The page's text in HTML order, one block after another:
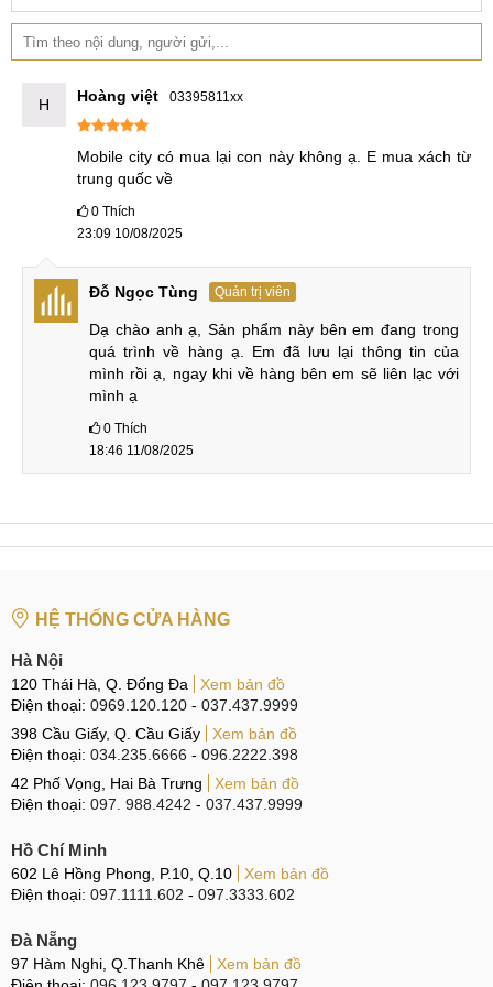
Cùng đánh giá chi tiết hơn về Vivo iQOO Pad2 Pro mới ra
mắt.
Màn hình 3.1K 144Hz & camera quay phim 4K
sáng 900nit
Vivo iQOO Pad2 Pro sở hữu tấm nền màn hình IPS LCD 10
đến khả năng tái tạo hình ảnh chất lượng tuyệt vời.
Danh sách 5 máy tính bảng có IPS LCD 144Hz:
Vivo iQOO Pad2 Pro IPS LCD 144Hz
Vivo iQOO Pad
Vivo Pad3 Pro IPS LCD 144Hz
inch, với độ phân giải 3.1K (2064 x 3096 pixel) giúp người
hình ảnh sắc nét ấn tượng.
Màn hình IPS LCD 144Hz, tỷ màu, độ phân giải 3.1K, độ
Màn hình này còn tích hợp tần số quét 144Hz giúp tái tạo
Bên cạnh đó, tần số quét này cũng giúp mọi thao tác vuốt
chạm, cuộn trang của người dùng mượt mà đến kinh ngạc.
kiện ánh sáng môi trường.
H Hoàng việt 03395811xx
Mobile city có mua lại con này không ạ. E mua xách từ
trung quốc về
0 Thích
23:09 10/08/2025
Đỗ Ngọc Tùng Quản trị viên
Dạ chào anh ạ, Sản phẩm này bên em đang trong
quá trình về hàng ạ. Em đã lưu lại thông tin của
mình rồi ạ, ngay khi về hàng bên em sẽ liên lạc với
mình ạ
0 Thích
18:46 11/08/2025
HỆ THỐNG CỬA HÀNG
Hà Nội
120 Thái Hà, Q. Đống Đa
Xem bản đồ
Điện thoại: 0969.120.120 - 037.437.9999
398 Cầu Giấy, Q. Cầu Giấy
Xem bản đồ
Điện thoại: 034.235.6666 - 096.2222.398
42 Phố Vọng, Hai Bà Trưng
Xem bản đồ
Điện thoại: 097. 988.4242 - 037.437.9999
Hồ Chí Minh
602 Lê Hồng Phong, P.10, Q.10
Xem bản đồ
Điện thoại: 097.1111.602 - 097.3333.602
Đà Nẵng
97 Hàm Nghi, Q.Thanh Khê
Xem bản đồ